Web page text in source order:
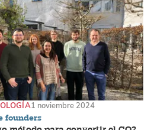
founders
1 noviembre 2024